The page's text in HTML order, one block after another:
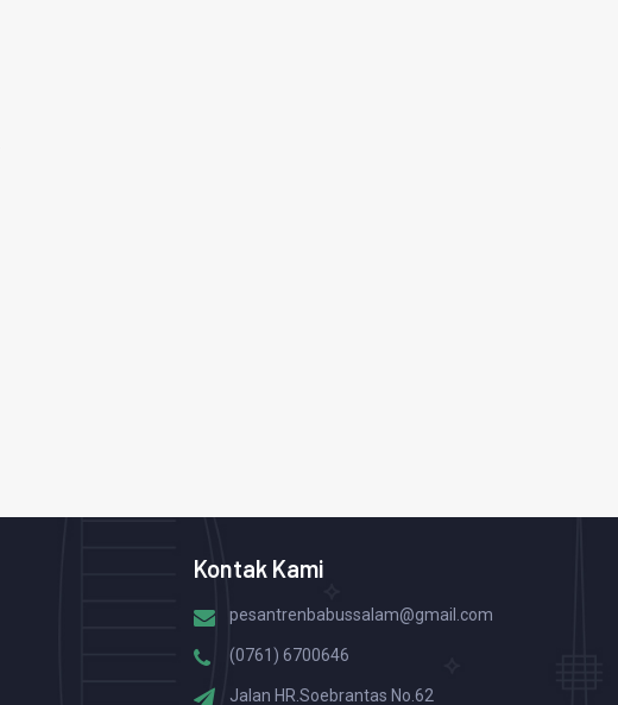
Kontak Kami
pesantrenbabussalam@gmail.com
(0761) 6700646
Jalan HR.Soebrantas No.62